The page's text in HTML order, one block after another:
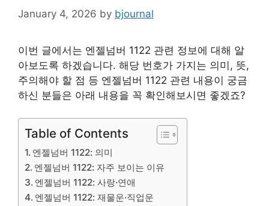
January 4, 2026 by bjournal
이번 글에서는 엔젤넘버 1122 관련 정보에 대해 알
아보도록 하겠습니다. 해당 번호가 가지는 의미, 뜻,
주의해야 할 점 등 엔젤넘버 1122 관련 내용이 궁금
하신 분들은 아래 내용을 꼭 확인해보시면 좋겠죠?
Table of Contents
엔젤넘버 1122: 의미
엔젤넘버 1122: 자주 보이는 이유
엔젤넘버 1122: 사랑·연애
엔젤넘버 1122: 재물운·직업운